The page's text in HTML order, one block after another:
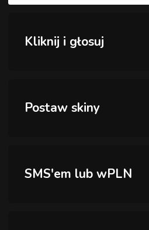
Kliknij i głosuj
Postaw skiny
SMS'em lub wPLN